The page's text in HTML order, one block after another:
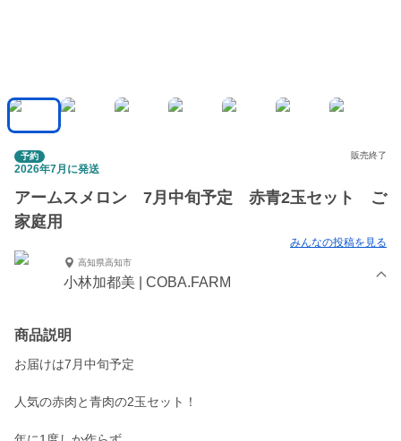
予約 販売終了
2026年7月に発送
アームスメロン 7月中旬予定 赤青2玉セット ご
家庭用
みんなの投稿を見る
高知県高知市
小林加都美 | COBA.FARM
商品説明
お届けは7月中旬予定
人気の赤肉と青肉の2玉セット！